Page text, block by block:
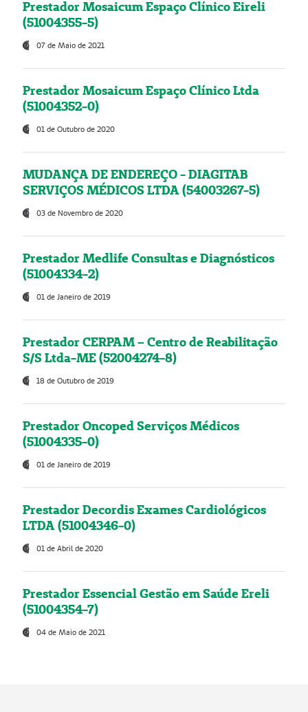
Prestador Mosaicum Espaço Clínico Eireli
(51004355-5)
07 de Maio de 2021
Prestador Mosaicum Espaço Clínico Ltda
(51004352-0)
01 de Outubro de 2020
MUDANÇA DE ENDEREÇO - DIAGITAB
SERVIÇOS MÉDICOS LTDA (54003267-5)
03 de Novembro de 2020
Prestador Medlife Consultas e Diagnósticos
(51004334-2)
01 de Janeiro de 2019
Prestador CERPAM – Centro de Reabilitação
S/S Ltda-ME (52004274-8)
18 de Outubro de 2019
Prestador Oncoped Serviços Médicos
(51004335-0)
01 de Janeiro de 2019
Prestador Decordis Exames Cardiológicos
LTDA (51004346-0)
01 de Abril de 2020
Prestador Essencial Gestão em Saúde Ereli
(51004354-7)
04 de Maio de 2021